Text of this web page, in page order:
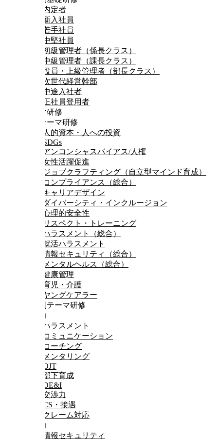
内定者
新入社員
若手社員
中堅社員
初級管理者（係長クラス）
中級管理者（課長クラス）
役員・上級管理者（部長クラス）
次世代経営幹部
中途入社者
正社員登用者
テーマ研修
時流テーマ研修
人的資本・人への投資
SDGs
アンコンシャスバイアス/人権
女性活躍促進
ジョブクラフティング（自立型マインド育成）
コンプライアンス（総合）
キャリアデザイン
ダイバーシティ・インクルージョン
心理的安全性
リスペクト・トレーニング
ハラスメント（総合）
就活ハラスメント
情報セキュリティ（総合）
メンタルヘルス（総合）
健康管理
育児・介護
ヤングケアラー
階層別テーマ研修
対人力
ハラスメント
コミュニケーション
コーチング
メンタリング
OJT
部下育成
DE&I
交渉力
CS・接遇
クレーム対応
思考力
情報セキュリティ